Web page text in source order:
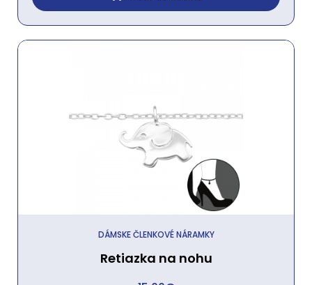
DÁMSKE ČLENKOVÉ NÁRAMKY
Retiazka na nohu